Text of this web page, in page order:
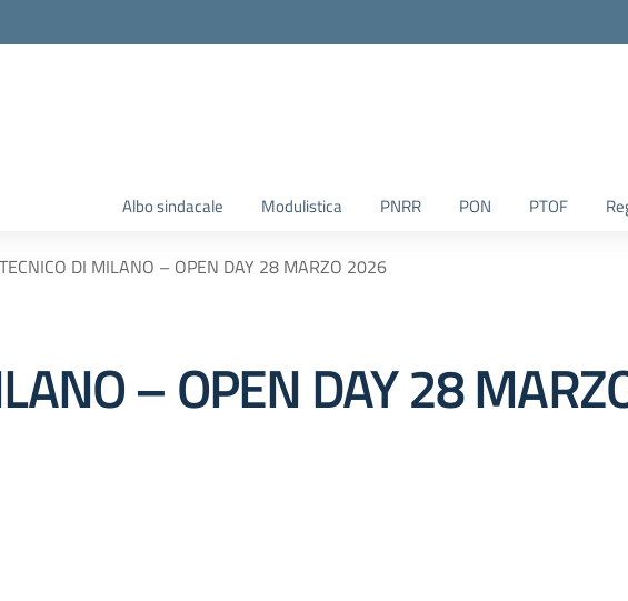
Albo sindacale Modulistica PNRR PON PTOF
DI MILANO – OPEN DAY 28 MARZO 2026
– OPEN DAY 28